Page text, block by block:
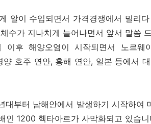
알이 수입되면서 가격경쟁에서 밀리
수가 지나치게 늘어나면서 앞서 말씀
이후 해양오염이 시작되면서 노르웨
양 호주 연안, 홍해 연안, 일본 등에서
대부터 남해안에서 발생하기 시작하여
인 1200 헥타아르가 사막화되고 있습